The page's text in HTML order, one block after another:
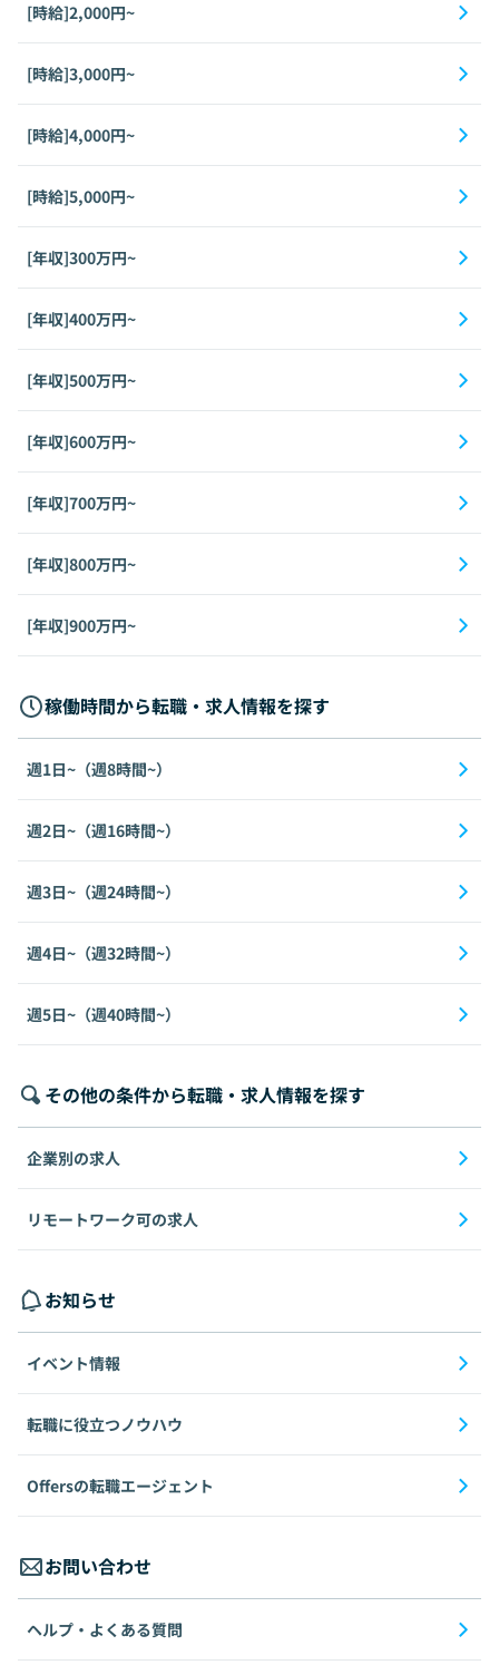
[時給]2,000円~
[時給]3,000円~
[時給]4,000円~
[時給]5,000円~
[年収]300万円~
[年収]400万円~
[年収]500万円~
[年収]600万円~
[年収]700万円~
[年収]800万円~
[年収]900万円~
稼働時間から転職・求人情報を探す
週1日~（週8時間~）
週2日~（週16時間~）
週3日~（週24時間~）
週4日~（週32時間~）
週5日~（週40時間~）
その他の条件から転職・求人情報を探す
企業別の求人
リモートワーク可の求人
お知らせ
イベント情報
転職に役立つノウハウ
Offersの転職エージェント
お問い合わせ
ヘルプ・よくある質問